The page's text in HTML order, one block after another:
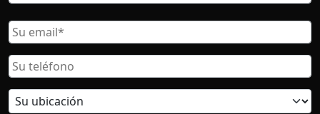
Correo
Electrónico
Teléfono
Ubicación